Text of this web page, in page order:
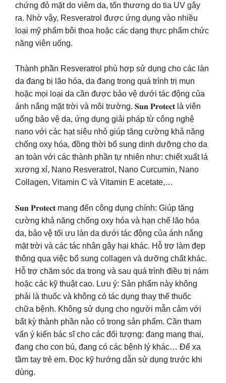
chứng đỏ mặt do viêm da, tổn thương do tia UV gây
ra. Nhờ vậy, Resveratrol được ứng dụng vào nhiều
loại mỹ phẩm bôi thoa hoặc các dạng thực phẩm chức
năng viên uống.
Thành phần Resveratrol phù hợp sử dụng cho các làn
da đang bị lão hóa, da đang trong quá trình trị mụn
hoặc mọi loại da cần được bảo vệ dưới tác động của
ánh nắng mặt trời và môi trường. 𝐒𝐮𝐧 𝐏𝐫𝐨𝐭𝐞𝐜𝐭 là viên
uống bảo vệ da, ứng dụng giải pháp từ công nghệ
nano với các hạt siêu nhỏ giúp tăng cường khả năng
chống oxy hóa, đồng thời bổ sung dinh dưỡng cho da
an toàn với các thành phần tự nhiên như: chiết xuất lá
xương xỉ, Nano Resveratrol, Nano Curcumin, Nano
Collagen, Vitamin C và Vitamin E acetate,…
𝐒𝐮𝐧 𝐏𝐫𝐨𝐭𝐞𝐜𝐭 mang đến công dụng chính: Giúp tăng
cường khả năng chống oxy hóa và hạn chế lão hóa
da, bảo vệ tối ưu làn da dưới tác động của ánh nắng
mặt trời và các tác nhân gây hại khác. Hỗ trợ làm đẹp
thông qua việc bổ sung collagen và dưỡng chất khác.
Hỗ trợ chăm sóc da trong và sau quá trình điều trị nám
hoặc các kỹ thuật cao. Lưu ý: Sản phẩm này không
phải là thuốc và không có tác dụng thay thế thuốc
chữa bệnh. Không sử dụng cho người mẫn cảm với
bất kỳ thành phần nào có trong sản phẩm. Cần tham
vấn ý kiến bác sĩ cho các đối tượng: đang mang thai,
đang cho con bú, đang có các bệnh lý khác… Để xa
tầm tay trẻ em. Đọc kỹ hướng dẫn sử dụng trước khi
dùng.